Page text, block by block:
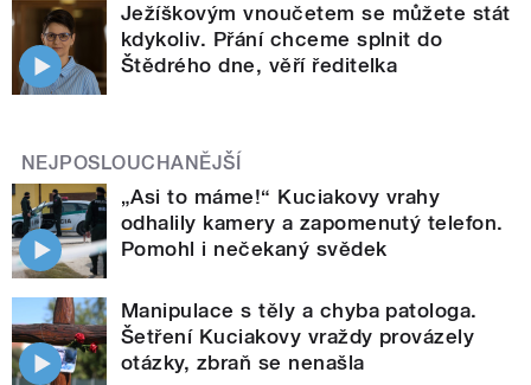
Ježíškovým vnoučetem se můžete stát
kdykoliv. Přání chceme splnit do
Štědrého dne, věří ředitelka
NEJPOSLOUCHANĚJŠÍ
„Asi to máme!“ Kuciakovy vrahy
odhalily kamery a zapomenutý telefon.
Pomohl i nečekaný svědek
Manipulace s těly a chyba patologa.
Šetření Kuciakovy vraždy provázely
otázky, zbraň se nenašla